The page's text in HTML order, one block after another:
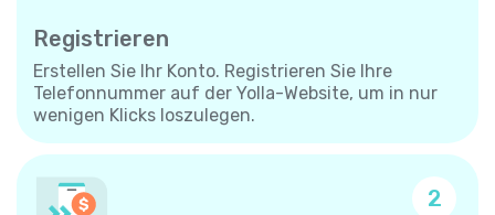
Registrieren
Erstellen Sie Ihr Konto. Registrieren Sie Ihre
Telefonnummer auf der Yolla-Website, um in nur
wenigen Klicks loszulegen.
2